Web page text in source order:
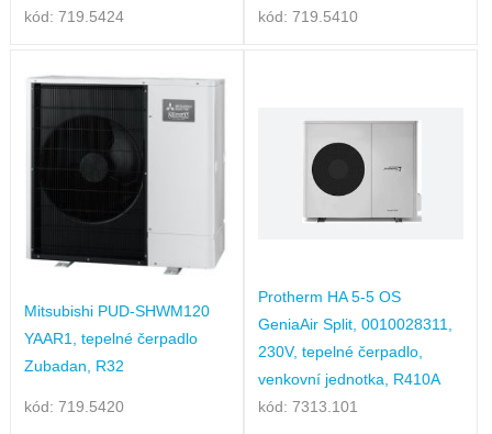
kód: 719.5424
kód: 719.5410
Mitsubishi PUD-SHWM120
YAAR1, tepelné čerpadlo
Zubadan, R32
kód: 719.5420
Protherm HA 5-5 OS
GeniaAir Split, 0010028311,
230V, tepelné čerpadlo,
venkovní jednotka, R410A
kód: 7313.101